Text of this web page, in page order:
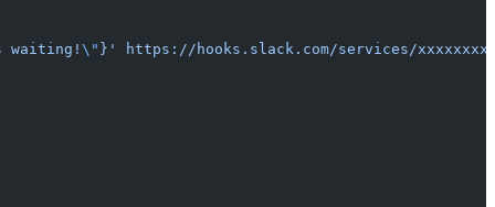
waiting! \" }' https://hooks.slack.com/services/